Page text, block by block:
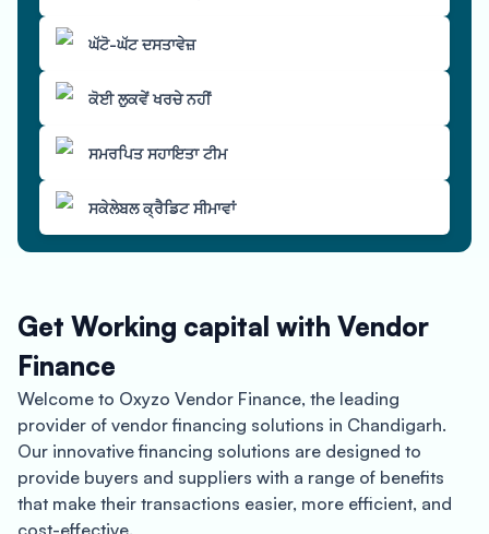
ਘੱਟੋ-ਘੱਟ ਦਸਤਾਵੇਜ਼
ਕੋਈ ਲੁਕਵੇਂ ਖਰਚੇ ਨਹੀਂ
ਸਮਰਪਿਤ ਸਹਾਇਤਾ ਟੀਮ
ਸਕੇਲੇਬਲ ਕ੍ਰੈਡਿਟ ਸੀਮਾਵਾਂ
Get Working capital with Vendor
Finance
Welcome to Oxyzo Vendor Finance, the leading
provider of vendor financing solutions in Chandigarh.
Our innovative financing solutions are designed to
provide buyers and suppliers with a range of benefits
that make their transactions easier, more efficient, and
cost-effective.